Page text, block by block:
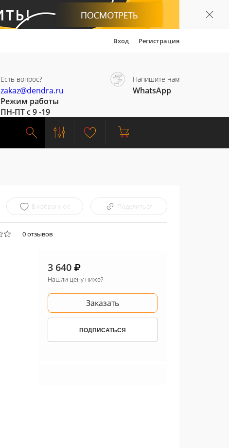
Вход Регистрация
Есть вопрос?
zakaz@dendra.ru
Режим работы
ПН-ПТ с 9 -19
Напишите нам
WhatsApp
В избранное Поделиться
0 отзывов
3 640
Нашли цену ниже?
Заказать
ПОДПИСАТЬСЯ